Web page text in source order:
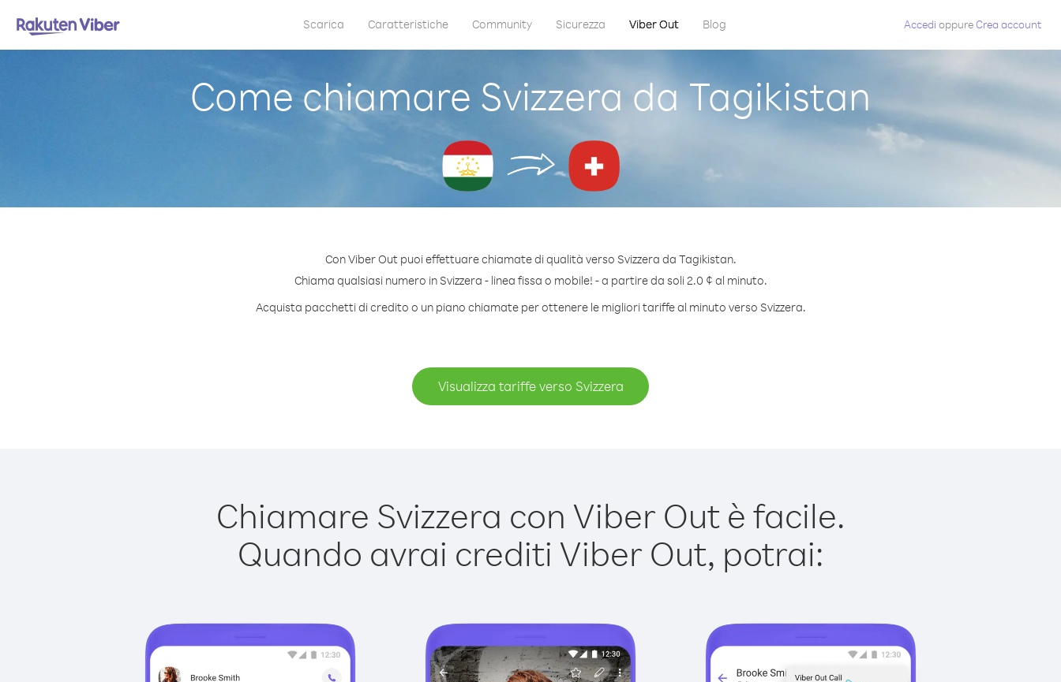
Scarica Caratteristiche Community Sicurezza Viber Out Blog Accedi oppureCrea account
Come chiamare Svizzera da Tagikistan
Con Viber Out puoi effettuare chiamate di qualità verso Svizzera da Tagikistan.
Chiama qualsiasi numero in Svizzera - linea fissa o mobile! - a partire da soli 2.0 ¢ al minuto.
Acquista pacchetti di credito o un piano chiamate per ottenere le migliori tariffe al minuto verso Svizzera.
Visualizza tariffe verso Svizzera
Chiamare Svizzera con Viber Out è facile.
Quando avrai crediti Viber Out, potrai: